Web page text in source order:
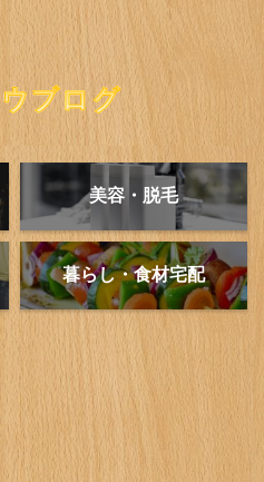
美容・脱毛
暮らし・食材宅配